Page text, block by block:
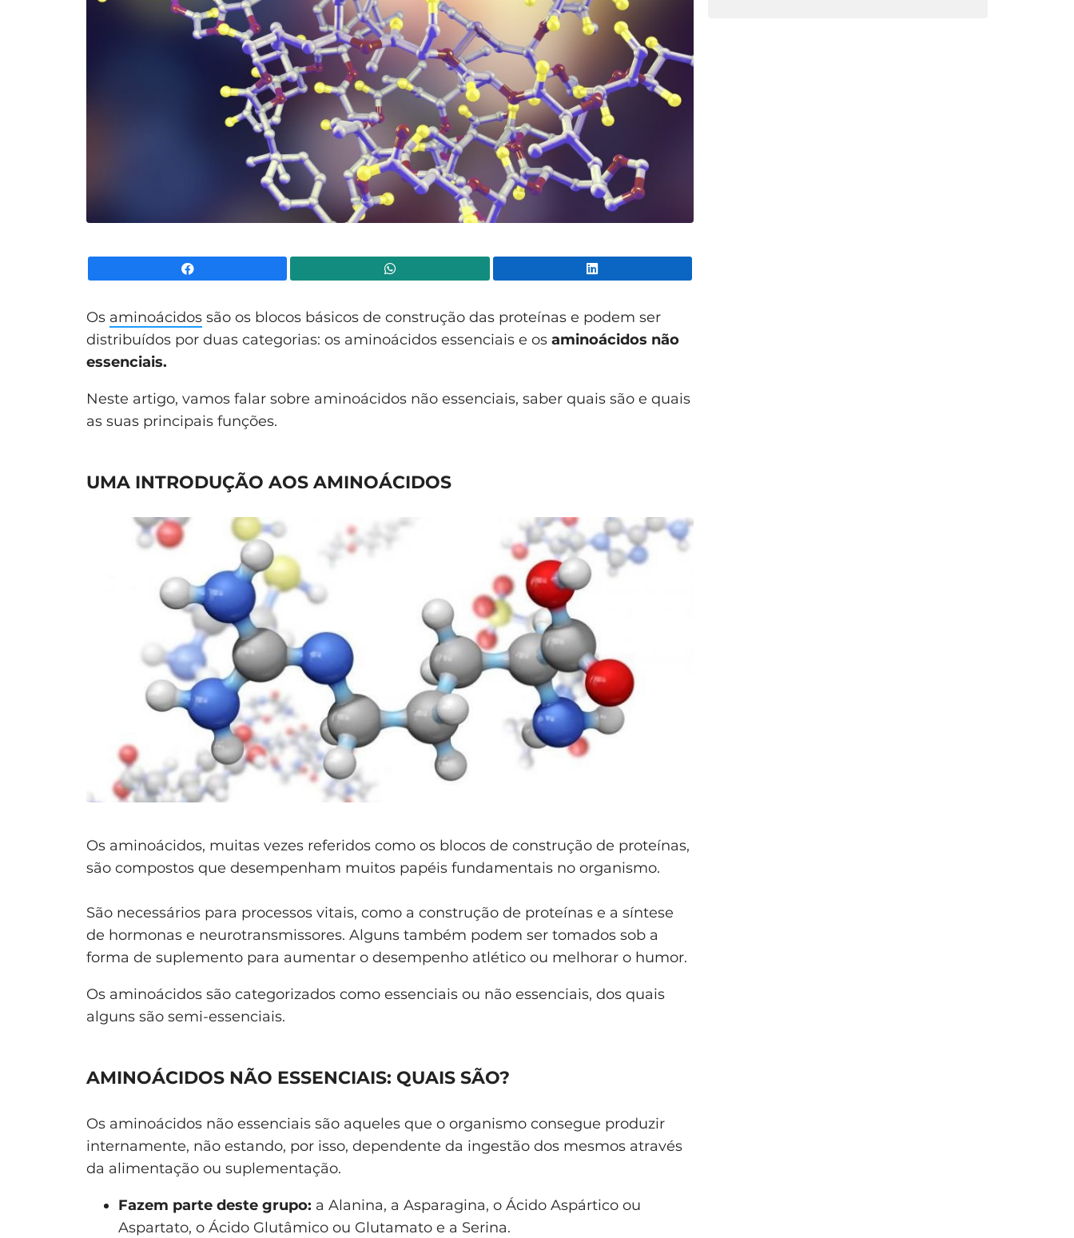
Os aminoácidos são os blocos básicos de construção das proteínas e podem ser
distribuídos por duas categorias: os aminoácidos essenciais e os aminoácidos não
essenciais.
Neste artigo, vamos falar sobre aminoácidos não essenciais, saber quais são e quais
as suas principais funções.
UMA INTRODUÇÃO AOS AMINOÁCIDOS
Os aminoácidos, muitas vezes referidos como os blocos de construção de proteínas,
são compostos que desempenham muitos papéis fundamentais no organismo.
São necessários para processos vitais, como a construção de proteínas e a síntese
de hormonas e neurotransmissores. Alguns também podem ser tomados sob a
forma de suplemento para aumentar o desempenho atlético ou melhorar o humor.
Os aminoácidos são categorizados como essenciais ou não essenciais, dos quais
alguns são semi-essenciais.
AMINOÁCIDOS NÃO ESSENCIAIS: QUAIS SÃO?
Os aminoácidos não essenciais são aqueles que o organismo consegue produzir
internamente, não estando, por isso, dependente da ingestão dos mesmos através
da alimentação ou suplementação.
Fazem parte deste grupo: a Alanina, a Asparagina, o Ácido Aspártico ou
Aspartato, o Ácido Glutâmico ou Glutamato e a Serina.